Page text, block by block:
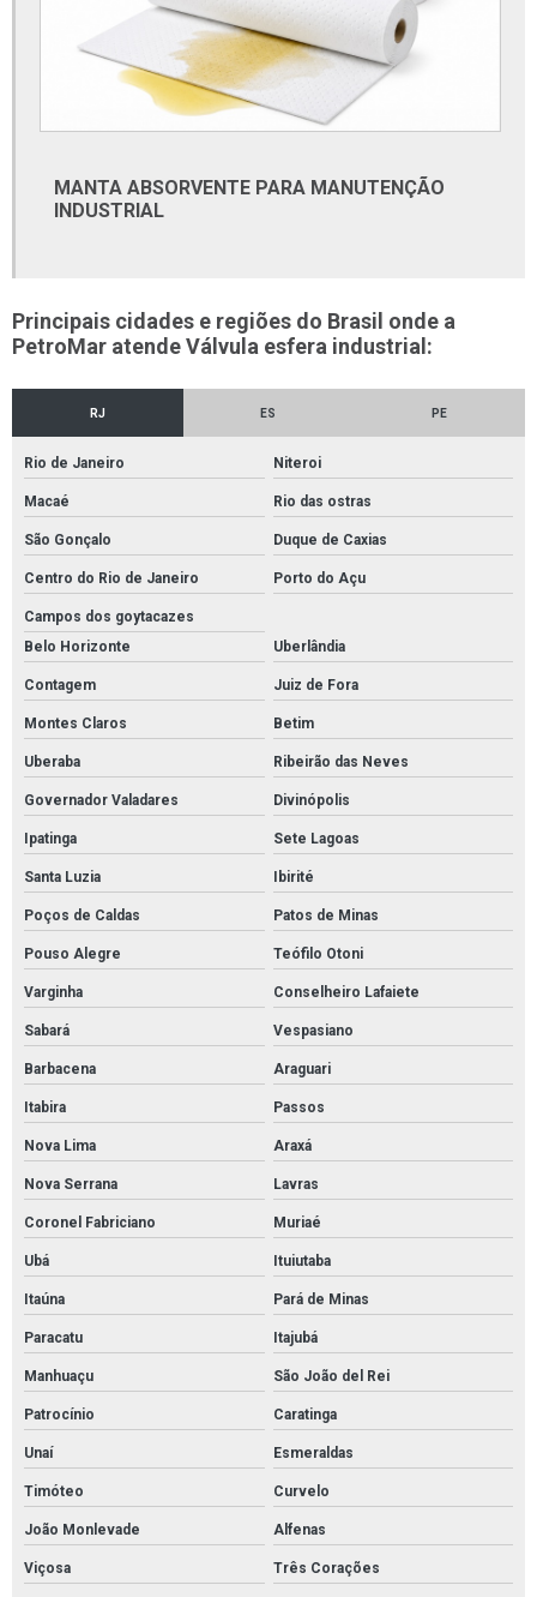
Ferramentas beta onde comprar
Fita anticorrosiva petrolato
Fornecedor de conexões pvc
Fornecedor de tubos e conexões
Fornecedor de tubos e conexões pvc
Fornecedor de tubos retangulares
Fornecedores de conexões em aço carbono
Fornecedores de conexões em aço inox
Fornecedores de materiais elétricos atacado
Fornecedores de materiais elétricos para revenda
Furadeira de impacto profissional martelete
Furadeira de impacto reversível
Lâmpada led iluminação residencial
Material elétricos para automação industrial
Preços de materiais elétricos
Revenda de cabos elétricos
Tubo aço inox preço
Tubos de aço carbono
Tubos de aço carbono preço
Válvula de retenção 2 polegadas preço
Válvula de retenção 4 polegadas flangeada
Válvula globo
Válvula globo em aço inox
Válvulas de segurança
Válvulas de segurança e alívio
Válvulas de segurança pressão
Válvulas em aço inox
Válvulas esfera
Válvulas esfera de aço inox
MANTA ABSORVENTE PARA MANUTENÇÃO
INDUSTRIAL
Principais cidades e regiões do Brasil onde a
PetroMar atende Válvula esfera industrial:
RJ ES PE
Rio de Janeiro Niteroi
Macaé Rio das ostras
São Gonçalo Duque de Caxias
Centro do Rio de Janeiro Porto do Açu
Campos dos goytacazes
Belo Horizonte
Uberlândia
Contagem Juiz de Fora
Montes Claros Betim
Uberaba Ribeirão das Neves
Governador Valadares Divinópolis
Ipatinga Sete Lagoas
Santa Luzia Ibirité
Poços de Caldas Patos de Minas
Pouso Alegre Teófilo Otoni
Varginha Conselheiro Lafaiete
Sabará Vespasiano
Barbacena Araguari
Itabira Passos
Nova Lima Araxá
Nova Serrana Lavras
Coronel Fabriciano Muriaé
Ubá Ituiutaba
Itaúna Pará de Minas
Paracatu Itajubá
Manhuaçu São João del Rei
Patrocínio Caratinga
Unaí Esmeraldas
Timóteo Curvelo
João Monlevade Alfenas
Viçosa Três Corações